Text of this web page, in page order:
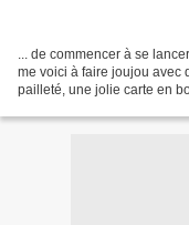
... de commencer à se
me voici à faire joujou avec
pailleté, une jolie carte en